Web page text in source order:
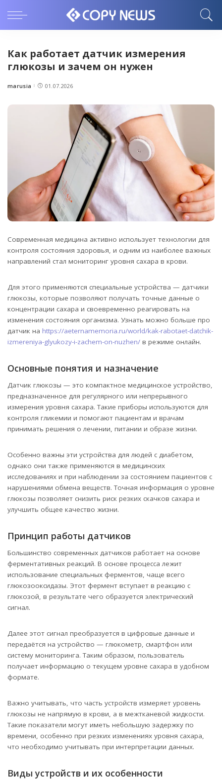
Как работает датчик измерения
глюкозы и зачем он нужен
Posted
marusia 01.07.2026
Современная медицина активно использует технологии для
контроля состояния здоровья, и одним из наиболее важных
направлений стал мониторинг уровня сахара в крови.
Для этого применяются специальные устройства — датчики
глюкозы, которые позволяют получать точные данные о
концентрации сахара и своевременно реагировать на
изменения состояния организма. Узнать можно больше про
датчик на https://aeternamemoria.ru/world/kak-rabotaet-datchik-
izmereniya-glyukozy-i-zachem-on-nuzhen/ в режиме онлайн.
Основные понятия и назначение
Датчик глюкозы — это компактное медицинское устройство,
предназначенное для регулярного или непрерывного
измерения уровня сахара. Такие приборы используются для
контроля гликемии и помогают пациентам и врачам
принимать решения о лечении, питании и образе жизни.
Особенно важны эти устройства для людей с диабетом,
однако они также применяются в медицинских
исследованиях и при наблюдении за состоянием пациентов с
нарушениями обмена веществ. Точная информация о уровне
глюкозы позволяет снизить риск резких скачков сахара и
улучшить общее качество жизни.
Принцип работы датчиков
Большинство современных датчиков работает на основе
ферментативных реакций. В основе процесса лежит
использование специальных ферментов, чаще всего
глюкозооксидазы. Этот фермент вступает в реакцию с
глюкозой, в результате чего образуется электрический
сигнал.
Далее этот сигнал преобразуется в цифровые данные и
передаётся на устройство — глюкометр, смартфон или
систему мониторинга. Таким образом, пользователь
получает информацию о текущем уровне сахара в удобном
формате.
Важно учитывать, что часть устройств измеряет уровень
глюкозы не напрямую в крови, а в межтканевой жидкости.
Такие показатели могут иметь небольшую задержку по
времени, особенно при резких изменениях уровня сахара,
что необходимо учитывать при интерпретации данных.
Виды устройств и их особенности